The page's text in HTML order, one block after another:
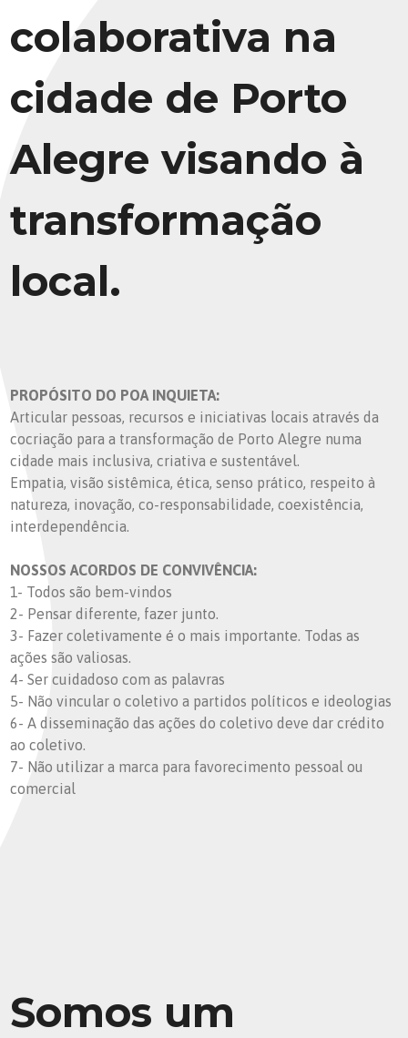
colaborativa na
cidade de Porto
Alegre visando à
transformação
local.
PROPÓSITO DO POA INQUIETA:
Articular pessoas, recursos e iniciativas locais através da
cocriação para a transformação de Porto Alegre numa
cidade mais inclusiva, criativa e sustentável.
Empatia, visão sistêmica, ética, senso prático, respeito à
natureza, inovação, co-responsabilidade, coexistência,
interdependência.
NOSSOS ACORDOS DE CONVIVÊNCIA:
1- Todos são bem-vindos
2- Pensar diferente, fazer junto.
3- Fazer coletivamente é o mais importante. Todas as
ações são valiosas.
4- Ser cuidadoso com as palavras
5- Não vincular o coletivo a partidos políticos e ideologias
6- A disseminação das ações do coletivo deve dar crédito
ao coletivo.
7- Não utilizar a marca para favorecimento pessoal ou
comercial
Somos um